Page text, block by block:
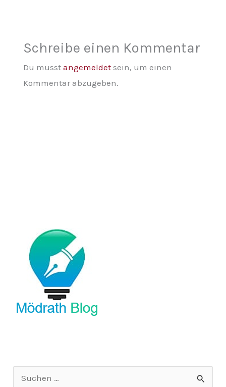
Schreibe einen Kommentar
Du musst angemeldetsein, um einen
Kommentar abzugeben.